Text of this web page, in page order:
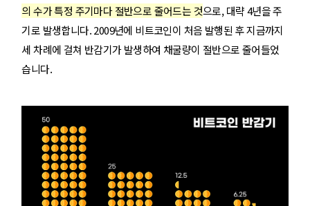
의 수가 특정 주기마다 절반으로 줄어드는 것으로, 대략 4년을 주
기로 발생합니다. 2009년에 비트코인이 처음 발행된 후 지금까지
세 차례에 걸쳐 반감기가 발생하여 채굴량이 절반으로 줄어들었
습니다.